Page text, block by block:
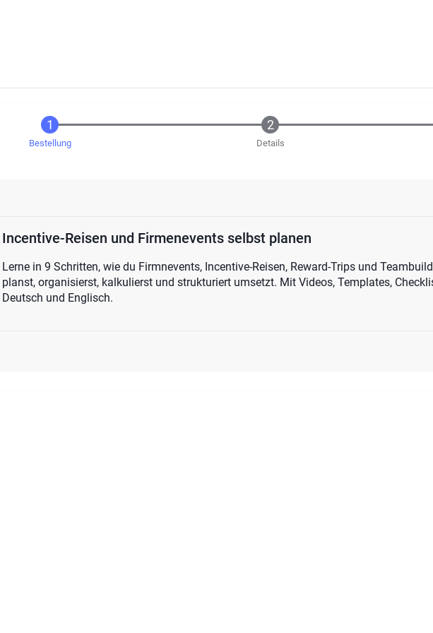
Bestellung Details
Incentive-Reisen und Firmenevents selbst planen
Lerne in 9 Schritten, wie du Firmnevents, Incentive-Reisen, Reward-Trips und
planst, organisierst, kalkulierst und strukturiert umsetzt. Mit Videos, Templates,
Deutsch und Englisch.